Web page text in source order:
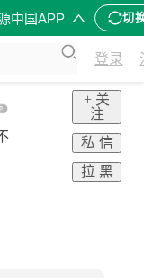
中国APP 切
登录
+ 关
注
私 信
拉 黑